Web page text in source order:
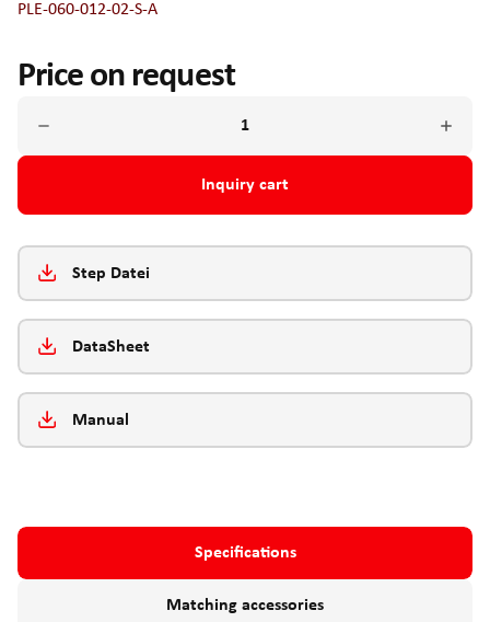
PLE-060-012-02-S-A
Price on request
Inquiry cart
Step Datei
DataSheet
Manual
Specifications
Matching accessories